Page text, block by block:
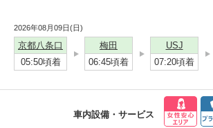
2026年08月09日(日)
京都八条口
05:50頃着
梅田
06:45頃着
USJ
07:20頃着
車内設備・サービス